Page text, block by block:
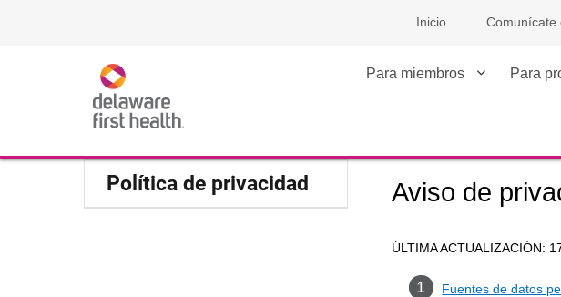
Inicio Comunícate
Para miembros Para
Política de privacidad Aviso de
ÚLTIMA ACTUALIZACIÓN:
Fuentes de datos